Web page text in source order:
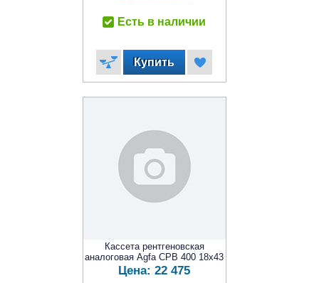
Есть в наличии
Кассета рентгеновская
аналоговая Agfa CPB 400 18x43
Цена: 22 475